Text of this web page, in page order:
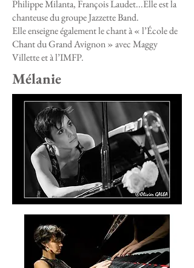
Philippe Milanta, François Laudet...Elle est la
chanteuse du groupe Jazzette Band.
Elle enseigne également le chant à « l’École de
Chant du Grand Avignon » avec Maggy
Villette et à l’IMFP.
Mélanie